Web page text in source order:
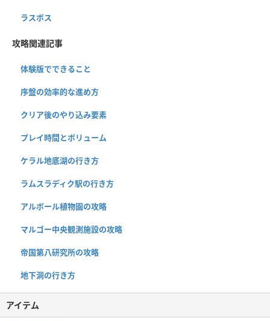
ラスボス
攻略関連記事
体験版でできること
序盤の効率的な進め方
クリア後のやり込み要素
プレイ時間とボリューム
ケラル地底湖の行き方
ラムスラディク駅の行き方
アルボール植物園の攻略
マルゴー中央観測施設の攻略
帝国第八研究所の攻略
地下洞の行き方
アイテム